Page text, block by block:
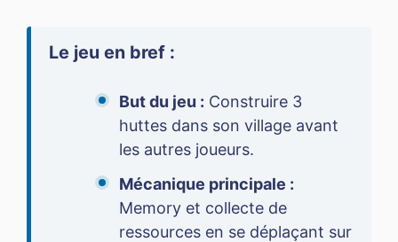
Le jeu en bref :
But du jeu : Construire 3
huttes dans son village avant
les autres joueurs.
Mécanique principale :
Memory et collecte de
ressources en se déplaçant sur